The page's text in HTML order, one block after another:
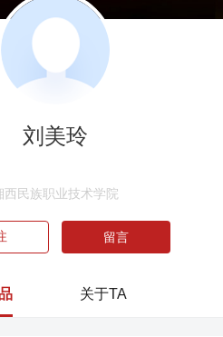
刘美玲
西民族职业技术学院
留言
关于TA